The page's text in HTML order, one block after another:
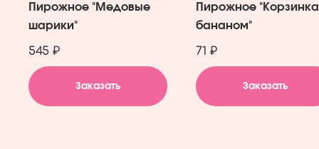
Пирожное "Медовые
шарики"
545 ₽
Заказать
Пирожное
бананом"
71 ₽
Заказать